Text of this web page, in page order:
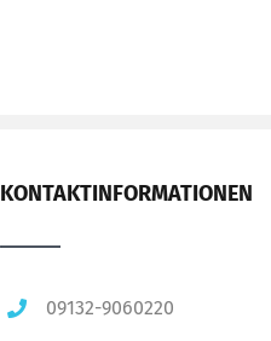
KONTAKTINFORMATIONEN
09132-9060220